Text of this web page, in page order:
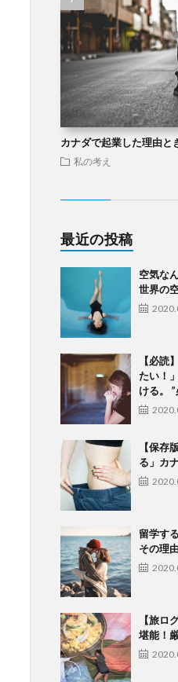
カナダで起業した理由と
私の考え
最近の投稿
空気な
世界の
【必読
たい！
ける。
【保存
る」カ
留学す
その理
【旅ロ
堪能！